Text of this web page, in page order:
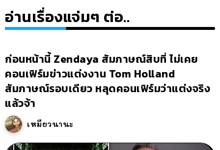
อ่านเรื่องแจ่มๆ ต่อ..
ก่อนหน้านี้ Zendaya สัมภาษณ์สิบที่ ไม่เคย
คอนเฟิร์มข่าวแต่งงาน Tom Holland
สัมภาษณ์รอบเดียว หลุดคอนเฟิร์มว่าแต่งจริง
แล้วจ้า
เหมียวนานะ